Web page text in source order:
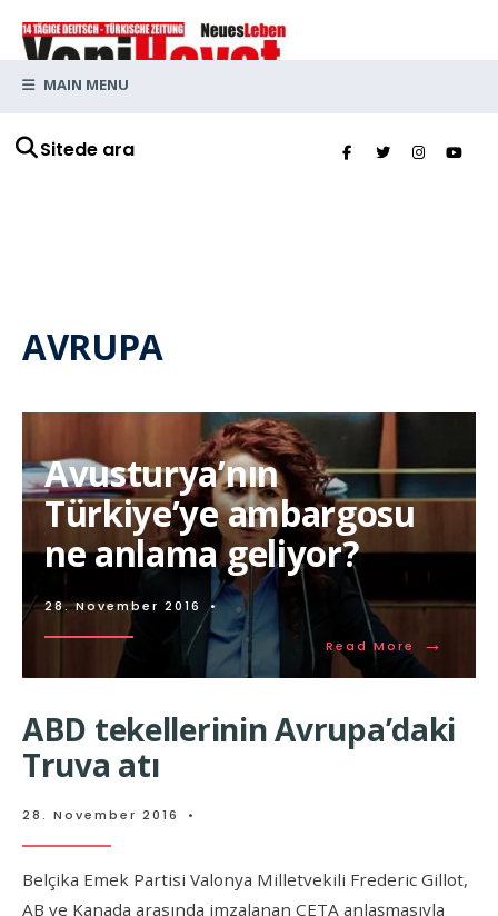
Sitede ara
MAIN MENU
AVRUPA
Avusturya’nın
Türkiye’ye ambargosu
ne anlama geliyor?
28. November 2016 •
Read More →
ABD tekellerinin Avrupa’daki
Truva atı
28. November 2016 •
Belçika Emek Partisi Valonya Milletvekili Frederic Gillot,
AB ve Kanada arasında imzalanan CETA anlaşmasıyla